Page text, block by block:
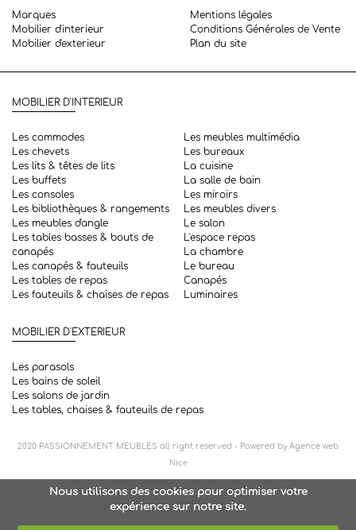
Marques
Mobilier d'interieur
Mobilier d'exterieur
Mentions légales
Conditions Générales de Vente
Plan du site
MOBILIER D'INTERIEUR
Les commodes
Les chevets
Les lits & têtes de lits
Les buffets
Les consoles
Les bibliothèques & rangements
Les meubles d'angle
Les tables basses & bouts de
canapés
Les canapés & fauteuils
Les tables de repas
Les fauteuils & chaises de repas
Les meubles multimédia
Les bureaux
La cuisine
La salle de bain
Les miroirs
Les meubles divers
Le salon
L'espace repas
La chambre
Le bureau
Canapés
Luminaires
MOBILIER D'EXTERIEUR
Les parasols
Les bains de soleil
Les salons de jardin
Les tables, chaises & fauteuils de repas
2020 PASSIONNEMENT MEUBLES all right reserved - Powered byAgence web
Nice
Nous utilisons des cookies pour optimiser votre
expérience sur notre site.